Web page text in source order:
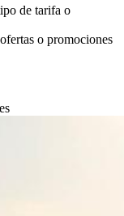
de tarifa o
o promociones